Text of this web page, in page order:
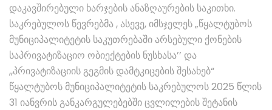
დაკავშირებული ხარჯების ანაზღაურების საკითხი.
საკრებულოს წევრებმა , ასევე, იმსჯელეს „წყალტუბოს
მუნიციპალიტეტის საკუთრებაში არსებული ქონების
საპრივატიზაციო ობიექტების ნუსხასა’’ და
,,პრივატიზაციის გეგმის დამტკიცების შესახებ“
წყალტუბოს მუნიციპალიტეტის საკრებულოს 2025 წლის
31 იანვრის განკარგულებებში ცვლილების შეტანის